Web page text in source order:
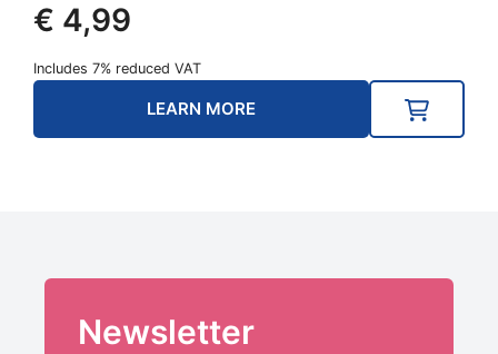
€ 4,99
Includes 7% reduced VAT
LEARN MORE
Newsletter